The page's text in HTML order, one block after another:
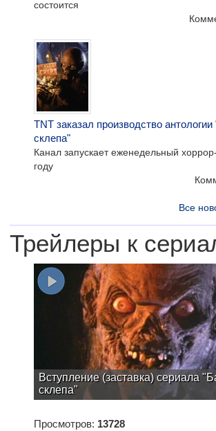
состоится
TNT заказал производство
склепа"
Канал запускает еженедельный
году
Все
Трейлеры к
Вступление (заставка) сериала
склепа"
Просмотров: 13728